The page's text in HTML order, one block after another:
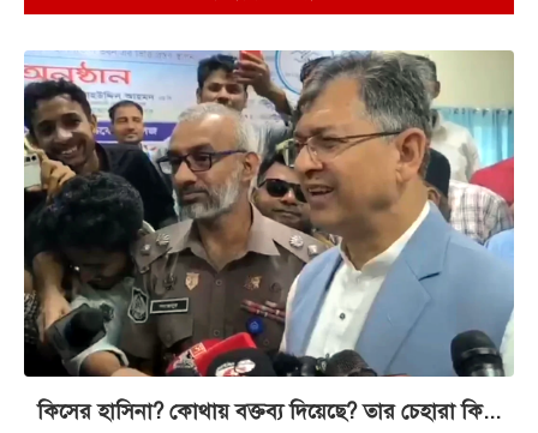
কিসের হাসিনা? কোথায় বক্তব্য দিয়েছে? তার চেহারা কি...